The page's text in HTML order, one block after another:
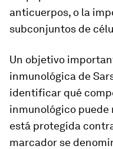
anticuerpos, o la
subconjuntos de
Un objetivo
inmunológica de
identificar qué
inmunológico puede
está protegida
marcador se